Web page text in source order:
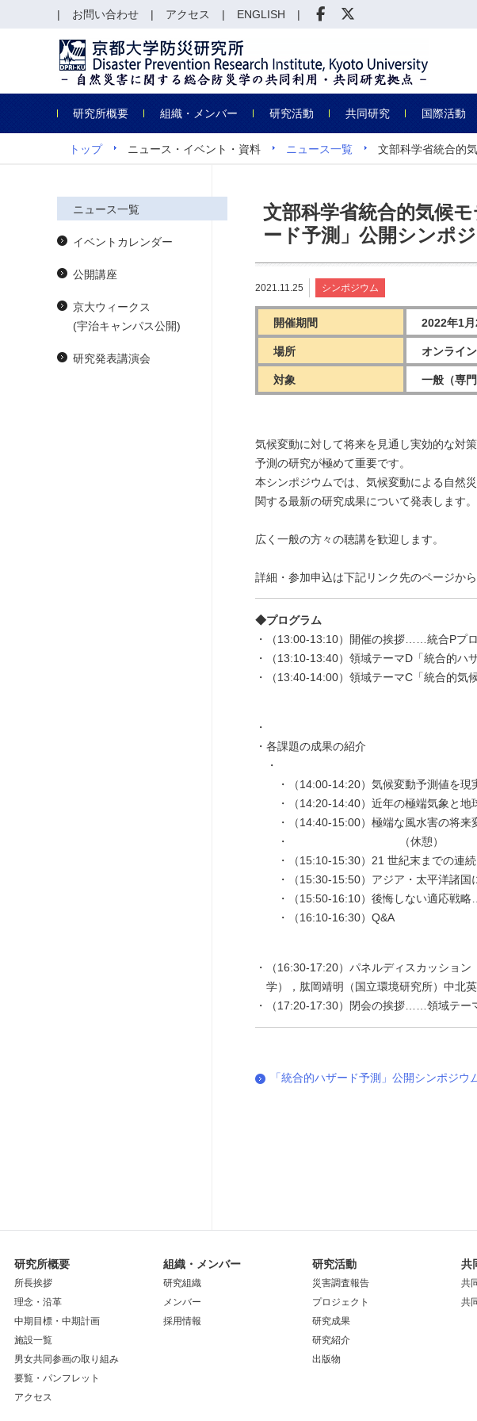
研究所概要 組織・メンバー 研究活動 共同研究 国際活動
お問い合わせ アクセス ENGLISH
トップ ニュース・イベント・資料 ニュース一覧 文部科学省統合的
文部科学省統合的気候
ード予測」公開シンポ
2021.11.25 シンポジウム
開催期間 2022年1
場所 オンライ
対象 一般（専
気候変動に対して将来を見通し実効的な対
予測の研究が極めて重要です。
本シンポジウムでは、気候変動による自然
関する最新の研究成果について発表します。
広く一般の方々の聴講を歓迎します。
詳細・参加申込は下記リンク先のページから
◆プログラム
（13:00-13:10）開催の挨拶……統合Pプ
（13:10-13:40）領域テーマD「統合的
（13:40-14:00）領域テーマC「統合的
各課題の成果の紹介
（14:00-14:20）気候変動予測値を
（14:20-14:40）近年の極端気象と
（14:40-15:00）極端な風水害の将
（休憩）
（15:10-15:30）21 世紀末までの
（15:30-15:50）アジア・太平洋諸
（15:50-16:10）後悔しない適応戦
（16:10-16:30）Q&A
（16:30-17:20）パネルディスカッショ
学），肱岡靖明（国立環境研究所）中北
（17:20-17:30）閉会の挨拶……領域テー
「統合的ハザード予測」公開シンポジウ
ニュース一覧
イベントカレンダー
公開講座
京大ウィークス
(宇治キャンパス公開)
研究発表講演会
研究所概要
所長挨拶
理念・沿革
中期目標・中期計画
施設一覧
男女共同参画の取り組み
要覧・パンフレット
アクセス
組織・メンバー
研究組織
メンバー
採用情報
研究活動
災害調査報告
プロジェクト
研究成果
研究紹介
出版物
共
共
共